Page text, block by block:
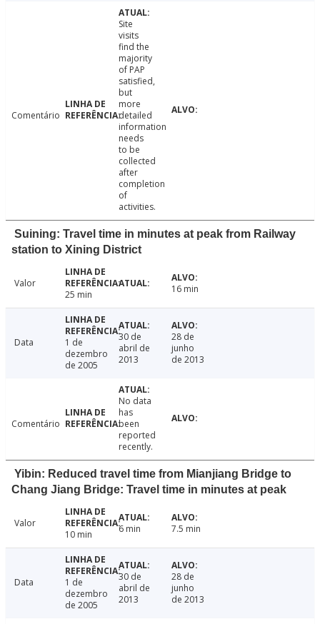
Comentário
Site
visits
find the
majority
of PAP
satisfied,
but
more
detailed
information
needs
to be
collected
after
completion
of
activities.
Suining: Travel time in minutes at peak from Railway
station to Xining District
Valor
25 min
16 min
Data
1 de
dezembro
de 2005
30 de
abril de
2013
28 de
junho
de 2013
Comentário
No data
has
been
reported
recently.
Yibin: Reduced travel time from Mianjiang Bridge to
Chang Jiang Bridge: Travel time in minutes at peak
Valor
10 min
6 min 7.5 min
Data
1 de
dezembro
de 2005
30 de
abril de
2013
28 de
junho
de 2013